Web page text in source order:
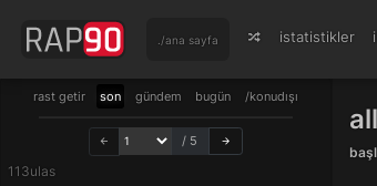
rast getir son gündem bugün /konudışı
/ 5
113ulas
./ana sayfa istatistikler